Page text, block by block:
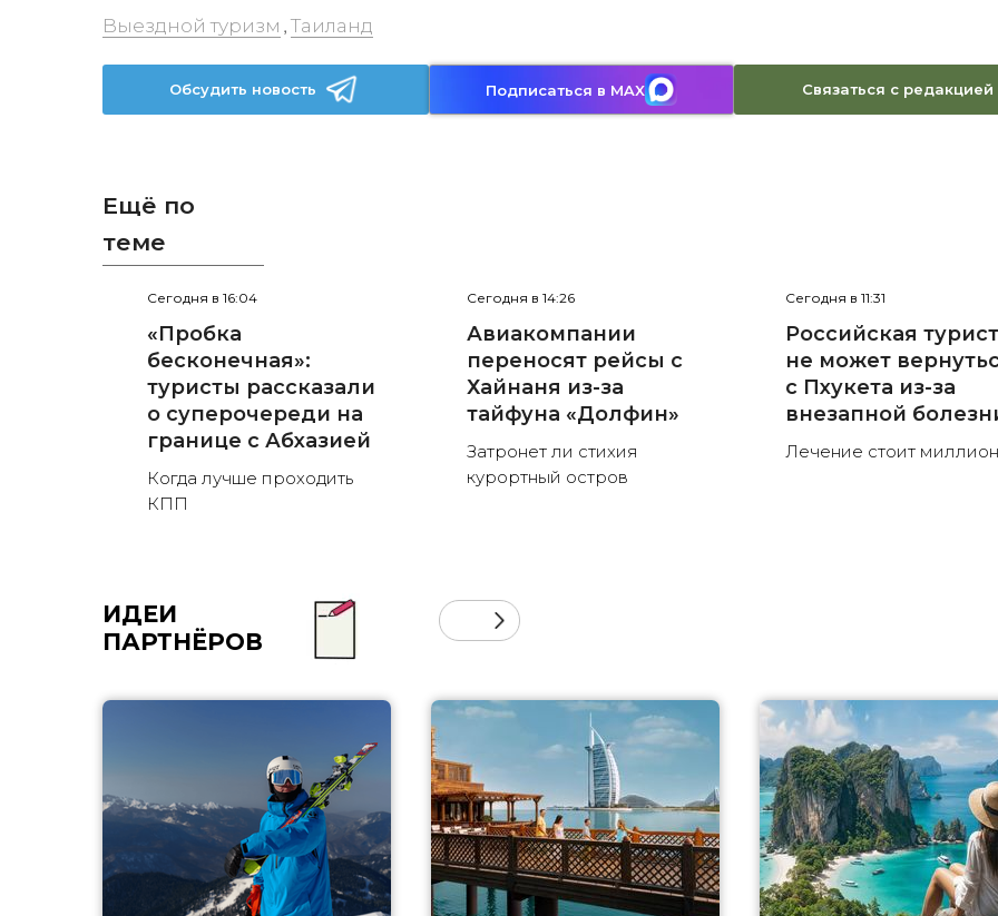
Выездной туризм , Таиланд
Обсудить новость Подписаться в MAX Связаться с редакцией
Ещё по
теме
Сегодня в 16:04
«Пробка
бесконечная»:
туристы рассказали
о суперочереди на
границе с Абхазией
Когда лучше проходить
КПП
Сегодня в 14:26
Авиакомпании
переносят рейсы с
Хайнаня из-за
тайфуна «Долфин»
Затронет ли стихия
курортный остров
Сегодня в 11:31
Российская
не может
с Пхукета из-за
внезапной
Лечение стоит
ИДЕИ
ПАРТНЁРОВ